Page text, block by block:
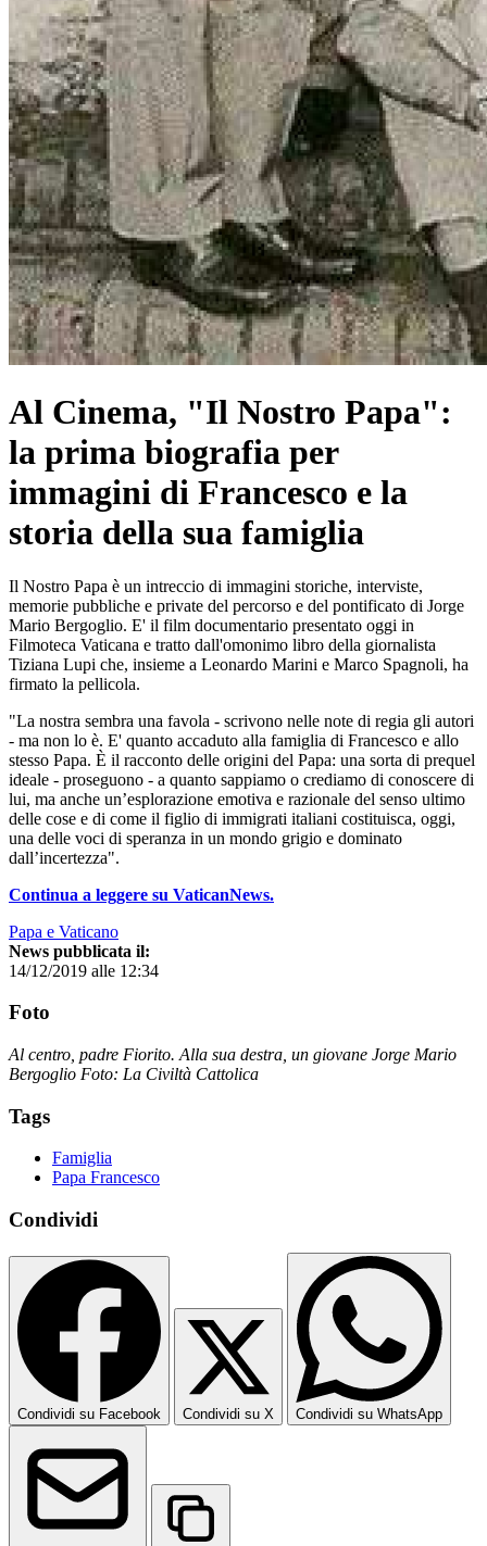
Al Cinema, "Il Nostro Papa":
la prima biografia per
immagini di Francesco e la
storia della sua famiglia
Il Nostro Papa è un intreccio di immagini storiche, interviste,
memorie pubbliche e private del percorso e del pontificato di Jorge
Mario Bergoglio. E' il film documentario presentato oggi in
Filmoteca Vaticana e tratto dall'omonimo libro della giornalista
Tiziana Lupi che, insieme a Leonardo Marini e Marco Spagnoli, ha
firmato la pellicola.
"La nostra sembra una favola - scrivono nelle note di regia gli autori
- ma non lo è. E' quanto accaduto alla famiglia di Francesco e allo
stesso Papa. È il racconto delle origini del Papa: una sorta di prequel
ideale - proseguono - a quanto sappiamo o crediamo di conoscere di
lui, ma anche un’esplorazione emotiva e razionale del senso ultimo
delle cose e di come il figlio di immigrati italiani costituisca, oggi,
una delle voci di speranza in un mondo grigio e dominato
dall’incertezza".
Continua a leggere su VaticanNews.
Papa e Vaticano
News pubblicata il:
14/12/2019 alle 12:34
Foto
Al centro, padre Fiorito. Alla sua destra, un giovane Jorge Mario
Bergoglio Foto: La Civiltà Cattolica
Tags
Famiglia
Papa Francesco
Condividi
Condividi su Facebook Condividi su X Condividi su WhatsApp